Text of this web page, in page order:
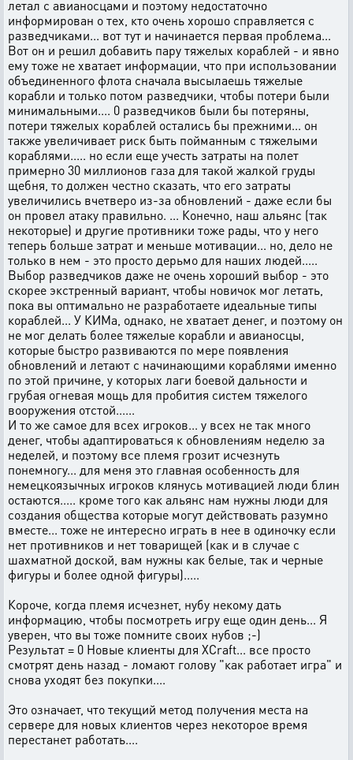
летал с авианосцами и поэтому недостаточно
информирован о тех, кто очень хорошо справляется с
разведчиками... вот тут и начинается первая проблема...
Вот он и решил добавить пару тяжелых кораблей - и явно
ему тоже не хватает информации, что при использовании
объединенного флота сначала высылаешь тяжелые
корабли и только потом разведчики, чтобы потери были
минимальными.... 0 разведчиков были бы потеряны,
потери тяжелых кораблей остались бы прежними... он
также увеличивает риск быть пойманным с тяжелыми
кораблями..... но если еще учесть затраты на полет
примерно 30 миллионов газа для такой жалкой груды
щебня, то должен честно сказать, что его затраты
увеличились вчетверо из-за обновлений - даже если бы
он провел атаку правильно. ... Конечно, наш альянс (так
некоторые) и другие противники тоже рады, что у него
теперь больше затрат и меньше мотивации... но, дело не
только в нем - это просто дерьмо для наших людей.....
Выбор разведчиков даже не очень хороший выбор - это
скорее экстренный вариант, чтобы новичок мог летать,
пока вы оптимально не разработаете идеальные типы
кораблей... У КИМа, однако, не хватает денег, и поэтому он
не мог делать более тяжелые корабли и авианосцы,
которые быстро развиваются по мере появления
обновлений и летают с начинающими кораблями именно
по этой причине, у которых лаги боевой дальности и
грубая огневая мощь для пробития систем тяжелого
вооружения отстой......
И то же самое для всех игроков... у всех не так много
денег, чтобы адаптироваться к обновлениям неделю за
неделей, и поэтому все племя грозит исчезнуть
понемногу... для меня это главная особенность для
немецкоязычных игроков клянусь мотивацией люди блин
остаются..... кроме того как альянс нам нужны люди для
создания общества которые могут действовать разумно
вместе... тоже не интересно играть в нее в одиночку если
нет противников и нет товарищей (как и в случае с
шахматной доской, вам нужны как белые, так и черные
фигуры и более одной фигуры).....
Короче, когда племя исчезнет, ​​нубу некому дать
информацию, чтобы посмотреть игру еще один день... Я
уверен, что вы тоже помните своих нубов ;-)
Результат = 0 Новые клиенты для XCraft... все просто
смотрят день назад - ломают голову "как работает игра" и
снова уходят без покупки....
Это означает, что текущий метод получения места на
сервере для новых клиентов через некоторое время
перестанет работать....